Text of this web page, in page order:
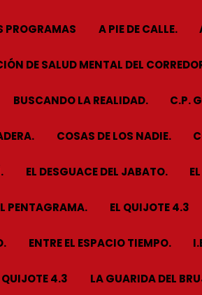
PROGRAMAS A PIE DE CALLE.
DE SALUD MENTAL DEL
BUSCANDO LA REALIDAD. C.P.
COSAS DE LOS NADIE.
EL DESGUACE DEL JABATO.
PENTAGRAMA. EL QUIJOTE 4.3
ENTRE EL ESPACIO TIEMPO.
QUIJOTE 4.3 LA GUARIDA DEL